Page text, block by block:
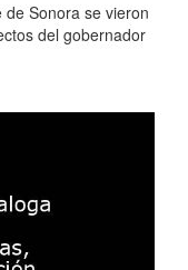
Sonora se vieron
del gobernador